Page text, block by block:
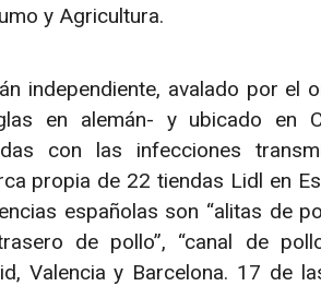
y Agricultura.
independiente, avalado por el
en alemán- y ubicado en
con las infecciones
propia de 22 tiendas Lidl en
españolas son “alitas de
de pollo”, “canal de
Valencia y Barcelona. 17 de